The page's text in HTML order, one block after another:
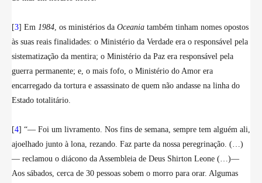
[3] Em 1984 , os ministérios da Oceania também tinham nomes opostos
às suas reais finalidades: o Ministério da Verdade era o responsável pela
sistematização da mentira; o Ministério da Paz era responsável pela
guerra permanente; e, o mais fofo, o Ministério do Amor era
encarregado da tortura e assassinato de quem não andasse na linha do
Estado totalitário.
[4] “— Foi um livramento. Nos fins de semana, sempre tem alguém ali,
ajoelhado junto à lona, rezando. Faz parte da nossa peregrinação. (…)
— reclamou o diácono da Assembleia de Deus Shirton Leone (…)—
Aos sábados, cerca de 30 pessoas sobem o morro para orar. Algumas